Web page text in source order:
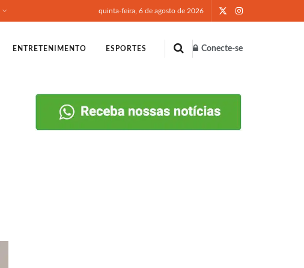
quinta-feira, 6 de agosto de 2026
ENTRETENIMENTO ESPORTES Conecte-se